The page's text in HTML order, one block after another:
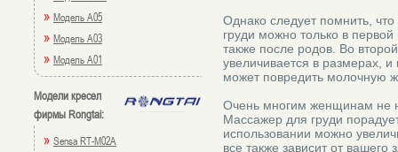
» Модель A05
» Модель A03
» Модель A01
Модели кресел
фирмы Rongtai:
» Sensa RT-M02A
Однако следует помнить,
груди можно только в
также после родов. Во
увеличивается в размерах,
может повредить молочную
Очень многим женщинам не
Массажер для груди
использовании можно
все также зависит от вашего